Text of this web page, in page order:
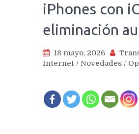
iPhones con
eliminación
18 mayo, 2026
Internet / Novedades /